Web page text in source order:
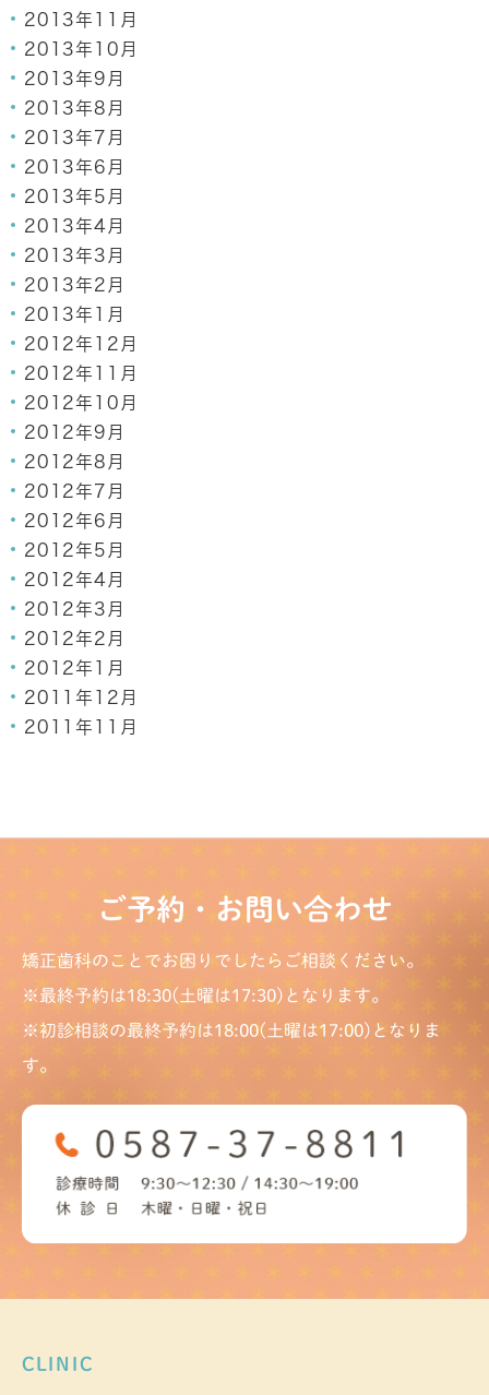
2013年11月
2013年10月
2013年9月
2013年8月
2013年7月
2013年6月
2013年5月
2013年4月
2013年3月
2013年2月
2013年1月
2012年12月
2012年11月
2012年10月
2012年9月
2012年8月
2012年7月
2012年6月
2012年5月
2012年4月
2012年3月
2012年2月
2012年1月
2011年12月
2011年11月
ご予約・お問い合わせ
矯正歯科のことでお困りでしたらご相談ください。
※最終予約は18:30(土曜は17:30)となります。
※初診相談の最終予約は18:00(土曜は17:00)となりま
す。
CLINIC